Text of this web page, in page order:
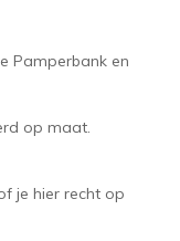
Pamperbank en
op maat.
je hier recht op